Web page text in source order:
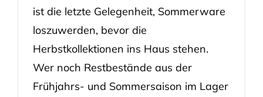
ist die letzte Gelegenheit, Sommerware
loszuwerden, bevor die
Herbstkollektionen ins Haus stehen.
Wer noch Restbestände aus der
Frühjahrs- und Sommersaison im Lager